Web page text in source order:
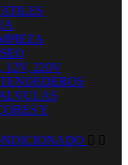
12V, 220V
Y
 